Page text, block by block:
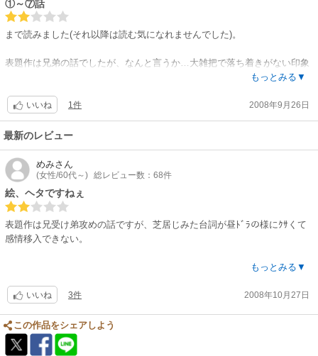
①～⑦話
まで読みました(それ以降は読む気になれませんでした)。
表題作は兄弟の話でしたが、なんと言うか…大雑把で落ち着きがない印象
を受けました。もっと切なさを前面に出した緻密な心理描写が欲しかった
『甘い誘惑』は更にまとまりがなく、なんじゃこりゃって感じで、僕的に
は評価１にも満たない話でしたね。
もっとみる▼
いいね 1件 2008年9月26日
最新のレビュー
めみさん
(女性/60代～) 総レビュー数：68件
絵、ヘタですねぇ
表題作は兄受け弟攻めの話ですが、芝居じみた台詞が昼ﾄﾞﾗの様にｸｻくて
感情移入できない。
『甘い生活』『甘い誘惑』はﾀｲﾄﾙ通り甘ったるい話。私が受けの子の立場
はｲﾀﾀﾞｹない｡あれぢゃーﾀﾀﾞの｢やおい｣だ！
『こんな恋のはなし』は､ちょっとｼｮﾀっぽい純なｽﾄｰﾘｰですが意外性ﾅｼ。
『君が大人になる前に』は､完璧ｼｮﾀです。好きな子と一緒に居るのに他の
もっとみる▼
いいね 3件 2008年10月27日
この作品をシェアしよう